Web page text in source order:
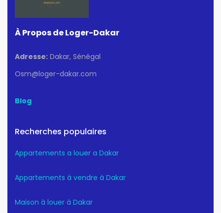
À Propos de Loger-Dakar
Adresse: Dakar, Sénégal
Osm@loger-dakar.com
Blog
Recherches populaires
Appartements a louer a Dakar
Appartements à vendre à Dakar
Maison à louer à Dakar